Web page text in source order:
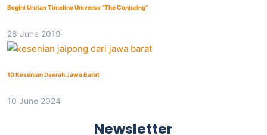
Begini Urutan Timeline Universe “The Conjuring”
28 June 2019
10 Kesenian Daerah Jawa Barat
10 June 2024
Newsletter